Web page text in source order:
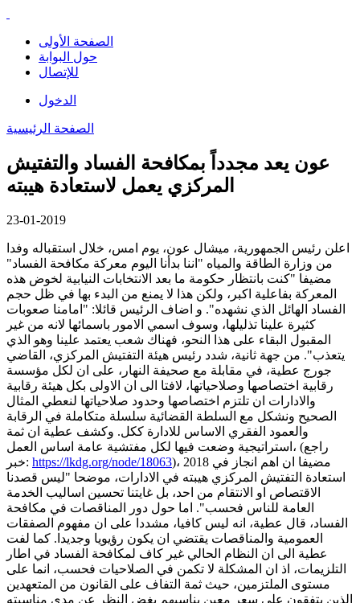
الصفحة الأولى
حول البوابة
للإتصال
الدخول
الصفحة الرئيسية
عون يعد مجدداً بمكافحة الفساد والتفتيش
المركزي يعمل لاستعادة هيبته
23-01-2019
اعلن رئيس الجمهورية، ميشال عون، يوم امس، خلال استقباله وفدا
من وزارة الطاقة والمياه "اننا بدأنا اليوم معركة مكافحة الفساد"
مضيفا "كنت بانتظار حكومة ما بعد الانتخابات النيابية لخوض هذه
المعركة بفاعلية اكبر، ولكن هذا لا يمنع من البدء بها في ظل حجم
الفساد الهائل الذي نشهده". و اضاف الرئيس قائلا: "امامنا صعوبات
كثيرة علينا تذليلها، وسوف اسمي الامور باسمائها لانه من غير
المقبول البقاء على هذا النحو، فهناك شعب يعتمد علينا وهو الذي
يتعذب". من جهة ثانية، شدد رئيس هيئة التفتيش المركزي، القاضي
جورج عطية، في مقابلة مع صحيفة النهار، على ان لكل مؤسسة
رقابية اختصاصها وصلاحياتها، لافتا الى ان الاولى بكل هيئة رقابية
والادارات ان تلتزم اختصاصها وحدود صلاحياتها لنعطي المثال
الصحيح ونشكل مع السلطة القضائية سلسلة متكاملة في الرقابة
والعمود الفقري الاساس للادارة ككل. وكشف عطية ان ثمة
استراتيجية وضعت فيها لكل مفتشية عامة اساس العمل، (راجع
خبر: https://lkdg.org/node/18063)، مضيفا ان اهم انجاز في 2018
استعادة التفتيش المركزي هيبته في الادارات، موضحا "ليس قصدنا
الاقتصاص او الانتقام من احد، بل غايتنا تحسين اساليب الخدمة
العامة للناس فحسب". اما حول دور المناقصات في مكافحة
الفساد، قال عطية، انه ليس كافيا، مشددا على ان مفهوم الصفقات
العمومية والمناقصات يقتضي ان يكون رؤيويا وجديدا. كما لفت
عطية الى ان النظام الحالي غير كاف لمكافحة الفساد في اطار
التلزيمات، اذ ان المشكلة لا تكمن في الصلاحيات فحسب، انما على
مستوى الملتزمين، حيث ثمة التفاف على القانون من المتعهدين
الذين يتفقون على سعر معين يناسبهم بغض النظر عن مدى مناسبته